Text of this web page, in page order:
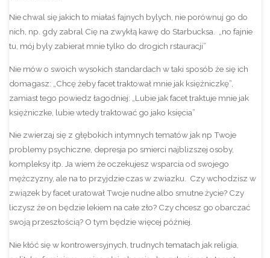
Nie chwal się jakich to miałaś fajnych bylych, nie porównuj go do
nich, np. gdy zabral Cię na zwykłą kawę do Starbucksa. „no fajnie
tu, mój byly zabierał mnie tylko do drogich rstauracji”
Nie mów o swoich wysokich standardach w taki sposób że się ich
domagasz: „Chcę żeby facet traktował mnie jak księżniczkę”,
zamiast tego powiedz łagodniej: „Lubie jak facet traktuje mnie jak
księżniczke, lubie wtedy traktować go jako księcia”
Nie zwierzaj się z głębokich intymnych tematów jak np Twoje
problemy psychiczne, depresja po smierci najblizszej osoby,
kompleksy itp. Ja wiem że oczekujesz wsparcia od swojego
mężczyzny, ale na to przyjdzie czas w zwiazku. Czy wchodzisz w
związek by facet uratował Twoje nudne albo smutne życie? Czy
liczysz że on będzie lekiem na całe zło? Czy chcesz go obarczać
swoją przeszłością? O tym będzie więcej później.
Nie kłóć się w kontrowersyjnych, trudnych tematach jak religia,